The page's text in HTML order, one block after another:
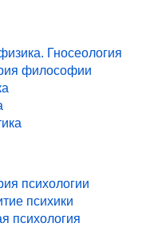
Гносеология
философии
психологии
психики
психология